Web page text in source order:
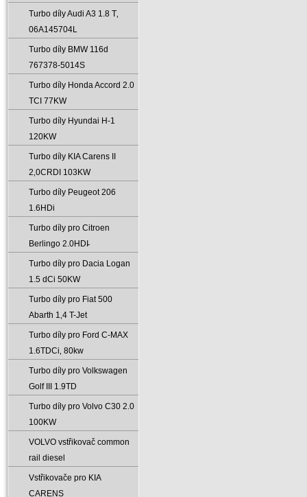
Turbo díly Audi A3 1.8 T‚
06A145704L
Turbo díly BMW 116d
767378-5014S
Turbo díly Honda Accord 2.0
TCI 77KW
Turbo díly Hyundai H-1
120KW
Turbo díly KIA Carens II
2‚0CRDI 103KW
Turbo díly Peugeot 206
1.6HDi
Turbo díly pro Citroen
Berlingo 2.0HDI̵
Turbo díly pro Dacia Logan
1.5 dCi 50KW
Turbo díly pro Fiat 500
Abarth 1‚4 T-Jet
Turbo díly pro Ford C-MAX
1.6TDCi‚ 80kw
Turbo díly pro Volkswagen
Golf III 1.9TD
Turbo díly pro Volvo C30 2.0
100KW
VOLVO vstřikovač common
rail diesel
Vstřikovače pro KIA
CARENS